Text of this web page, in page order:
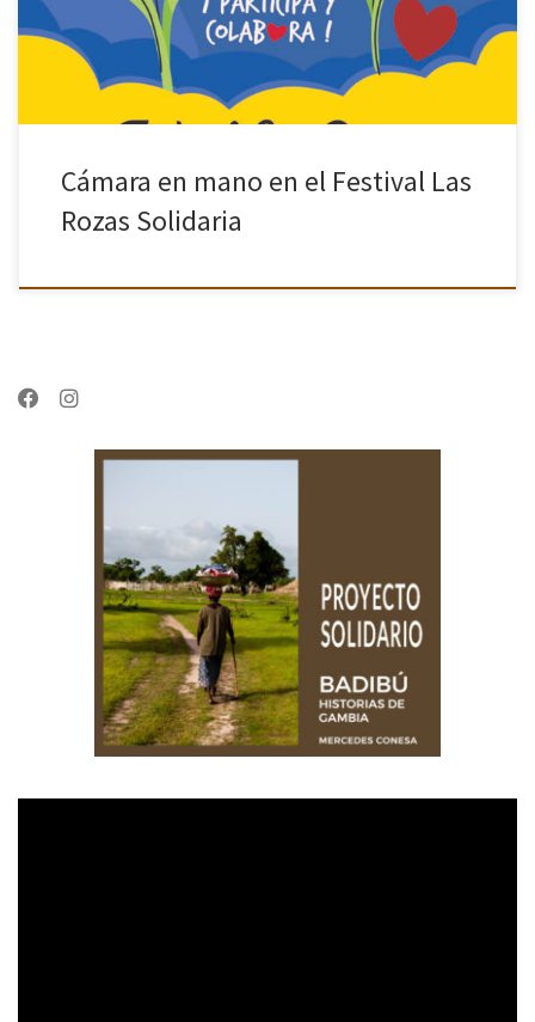
de […]
Cámara en mano en el Festival Las
Rozas Solidaria